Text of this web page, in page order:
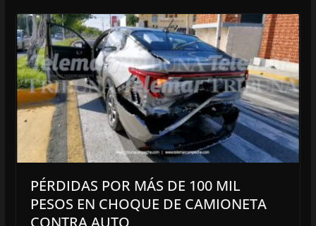
PÉRDIDAS POR MÁS DE 100 MIL
PESOS EN CHOQUE DE CAMIONETA